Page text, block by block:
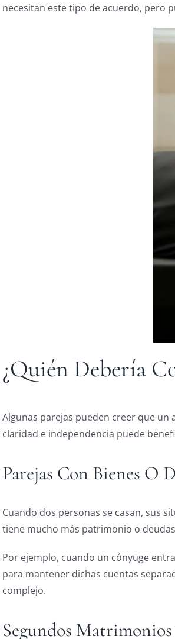
necesitan este tipo de acuerdo, pero
¿Quién Debería
Algunas parejas pueden creer que un
claridad e independencia puede
Parejas Con Bienes O
Cuando dos personas se casan, sus
tiene mucho más patrimonio o
Por ejemplo, cuando un cónyuge
para mantener dichas cuentas
complejo.
Segundos